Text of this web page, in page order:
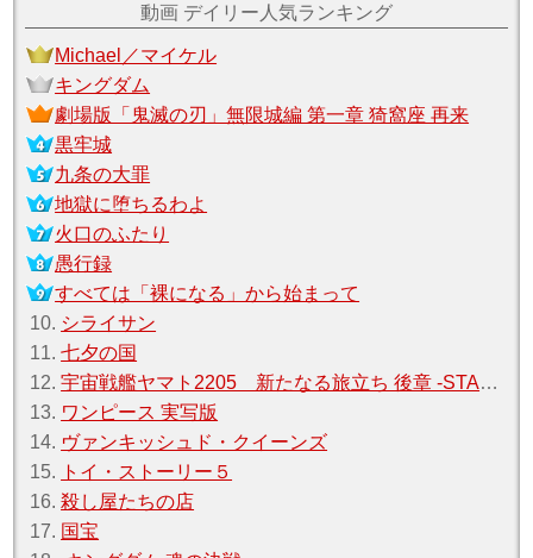
動画 デイリー人気ランキング
Michael／マイケル
キングダム
劇場版「鬼滅の刃」無限城編 第一章 猗窩座 再来
黒牢城
九条の大罪
地獄に堕ちるわよ
火口のふたり
愚行録
すべては「裸になる」から始まって
10. シライサン
11.七夕の国
12.宇宙戦艦ヤマト2205 新たなる旅立ち 後章 -STASHA-
13. ワンピース 実写版
14. ヴァンキッシュド・クイーンズ
15.
トイ・ストーリー５
16.殺し屋たちの店
17. 国宝